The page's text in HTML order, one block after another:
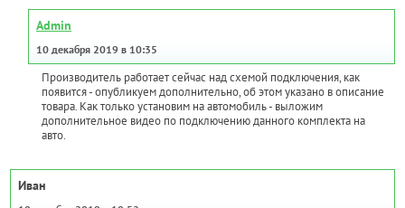
Admin
10 декабря 2019 в 10:35
Производитель работает сейчас над схемой подключения, как
появится - опубликуем дополнительно, об этом указано в описание
товара. Как только установим на автомобиль - выложим
дополнительное видео по подключению данного комплекта на
авто.
Иван